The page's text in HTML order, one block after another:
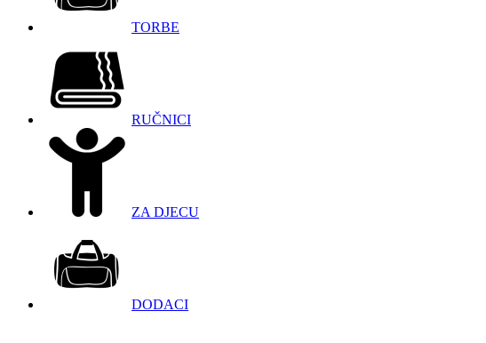
TORBE
RUČNICI
ZA DJECU
DODACI